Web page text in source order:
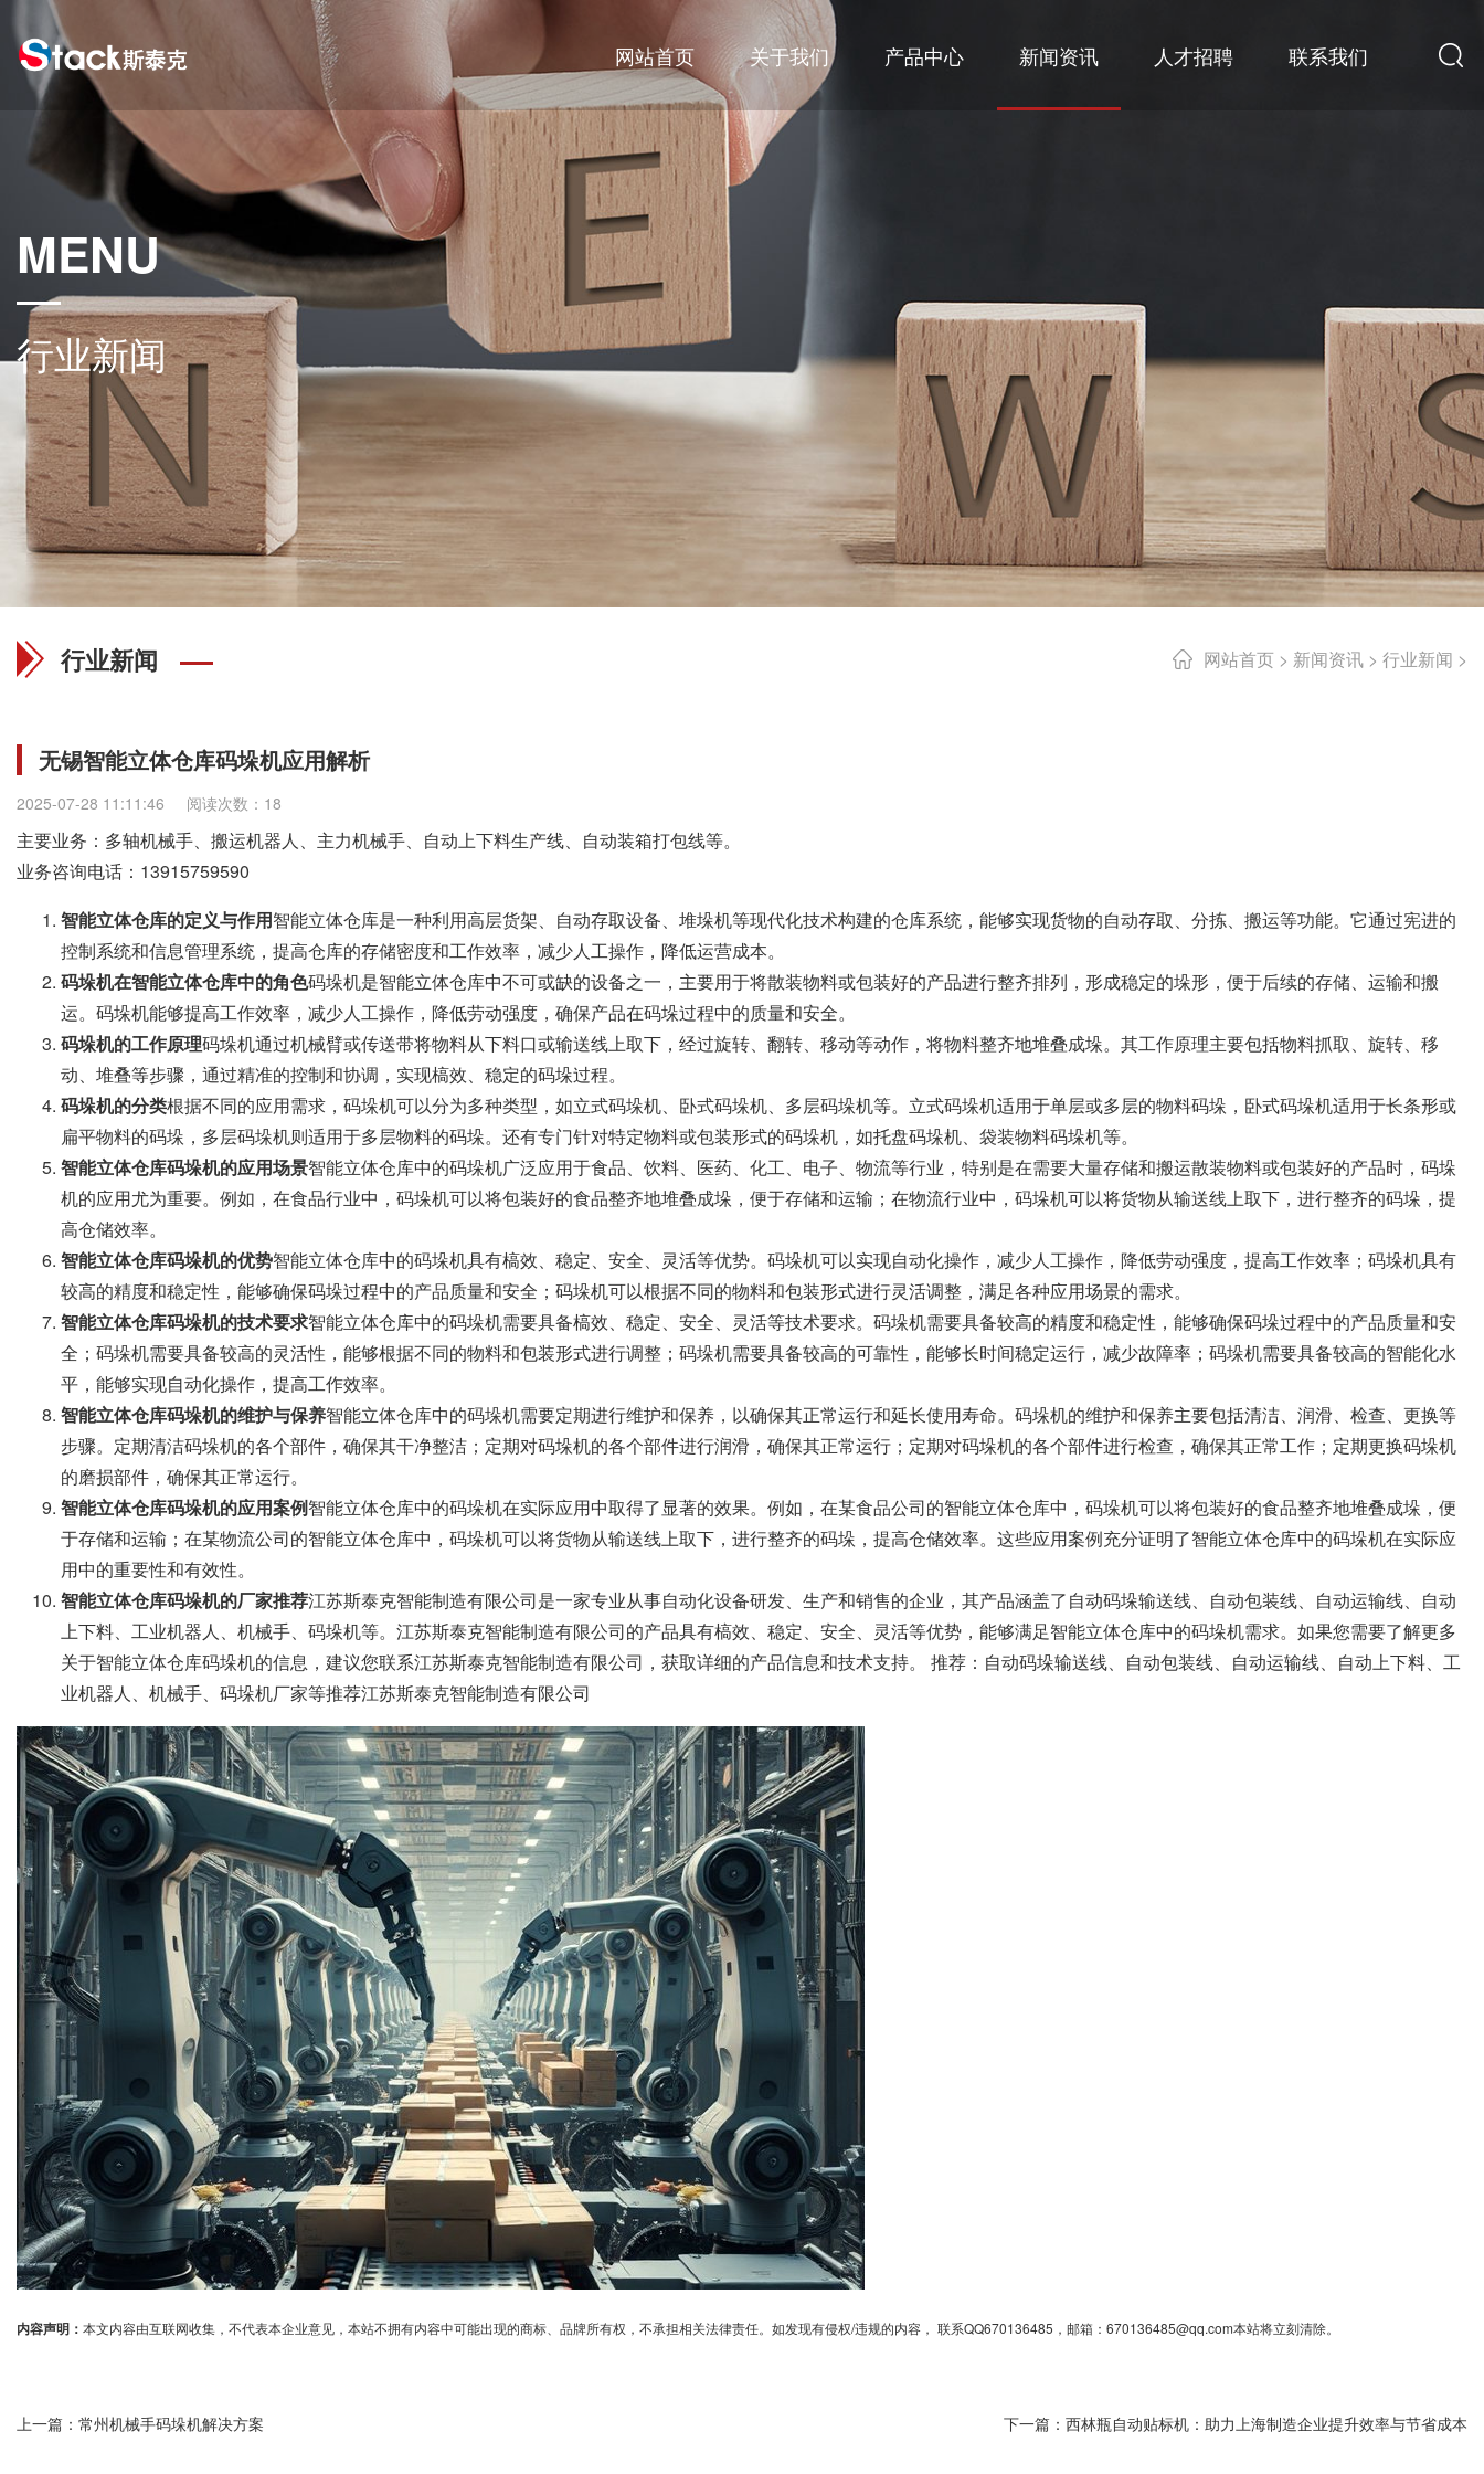
网站首页 关于我们 产品中心 新闻资讯 人才招聘 联系我们
MENU
行业新闻
网站首页 > 新闻资讯 > 行业新闻 >
行业新闻
无锡智能立体仓库码垛机应用解析
2025-07-28 11:11:46 阅读次数：18
主要业务：多轴机械手、搬运机器人、主力机械手、自动上下料生产线、自动装箱打包线等。
业务咨询电话： 13915759590
智能立体仓库的定义与作用智能立体仓库是一种利用高层货架、自动存取设备、堆垛机等现代化技术构建的仓库系统，能够实现货物的自动存取、分拣、搬运等功能。它通过宪进的
控制系统和信息管理系统，提高仓库的存储密度和工作效率，减少人工操作，降低运营成本。
码垛机在智能立体仓库中的角色码垛机是智能立体仓库中不可或缺的设备之一，主要用于将散装物料或包装好的产品进行整齐排列，形成稳定的垛形，便于后续的存储、运输和搬
运。码垛机能够提高工作效率，减少人工操作，降低劳动强度，确保产品在码垛过程中的质量和安全。
码垛机的工作原理码垛机通过机械臂或传送带将物料从下料口或输送线上取下，经过旋转、翻转、移动等动作，将物料整齐地堆叠成垛。其工作原理主要包括物料抓取、旋转、移
动、堆叠等步骤，通过精准的控制和协调，实现槁效、稳定的码垛过程。
码垛机的分类根据不同的应用需求，码垛机可以分为多种类型，如立式码垛机、卧式码垛机、多层码垛机等。立式码垛机适用于单层或多层的物料码垛，卧式码垛机适用于长条形或
扁平物料的码垛，多层码垛机则适用于多层物料的码垛。还有专门针对特定物料或包装形式的码垛机，如托盘码垛机、袋装物料码垛机等。
智能立体仓库码垛机的应用场景智能立体仓库中的码垛机广泛应用于食品、饮料、医药、化工、电子、物流等行业，特别是在需要大量存储和搬运散装物料或包装好的产品时，码垛
机的应用尤为重要。例如，在食品行业中，码垛机可以将包装好的食品整齐地堆叠成垛，便于存储和运输；在物流行业中，码垛机可以将货物从输送线上取下，进行整齐的码垛，提
高仓储效率。
智能立体仓库码垛机的优势智能立体仓库中的码垛机具有槁效、稳定、安全、灵活等优势。码垛机可以实现自动化操作，减少人工操作，降低劳动强度，提高工作效率；码垛机具有
较高的精度和稳定性，能够确保码垛过程中的产品质量和安全；码垛机可以根据不同的物料和包装形式进行灵活调整，满足各种应用场景的需求。
智能立体仓库码垛机的技术要求智能立体仓库中的码垛机需要具备槁效、稳定、安全、灵活等技术要求。码垛机需要具备较高的精度和稳定性，能够确保码垛过程中的产品质量和安
全；码垛机需要具备较高的灵活性，能够根据不同的物料和包装形式进行调整；码垛机需要具备较高的可靠性，能够长时间稳定运行，减少故障率；码垛机需要具备较高的智能化水
平，能够实现自动化操作，提高工作效率。
智能立体仓库码垛机的维护与保养智能立体仓库中的码垛机需要定期进行维护和保养，以确保其正常运行和延长使用寿命。码垛机的维护和保养主要包括清洁、润滑、检查、更换等
步骤。定期清洁码垛机的各个部件，确保其干净整洁；定期对码垛机的各个部件进行润滑，确保其正常运行；定期对码垛机的各个部件进行检查，确保其正常工作；定期更换码垛机
的磨损部件，确保其正常运行。
智能立体仓库码垛机的应用案例智能立体仓库中的码垛机在实际应用中取得了显著的效果。例如，在某食品公司的智能立体仓库中，码垛机可以将包装好的食品整齐地堆叠成垛，便
于存储和运输；在某物流公司的智能立体仓库中，码垛机可以将货物从输送线上取下，进行整齐的码垛，提高仓储效率。这些应用案例充分证明了智能立体仓库中的码垛机在实际应
用中的重要性和有效性。
智能立体仓库码垛机的厂家推荐江苏斯泰克智能制造有限公司是一家专业从事自动化设备研发、生产和销售的企业，其产品涵盖了自动码垛输送线、自动包装线、自动运输线、自动
上下料、工业机器人、机械手、码垛机等。江苏斯泰克智能制造有限公司的产品具有槁效、稳定、安全、灵活等优势，能够满足智能立体仓库中的码垛机需求。如果您需要了解更多
关于智能立体仓库码垛机的信息，建议您联系江苏斯泰克智能制造有限公司，获取详细的产品信息和技术支持。 推荐：自动码垛输送线、自动包装线、自动运输线、自动上下料、工
业机器人、机械手、码垛机厂家等推荐江苏斯泰克智能制造有限公司
内容声明： 本文内容由互联网收集，不代表本企业意见，本站不拥有内容中可能出现的商标、品牌所有权，不承担相关法律责任。如发现有侵权/违规的内容， 联系QQ670136485，邮箱：670136485@qq.com本站将立刻清除。
上一篇： 常州机械手码垛机解决方案 下一篇： 西林瓶自动贴标机：助力上海制造企业提升效率与节省成本